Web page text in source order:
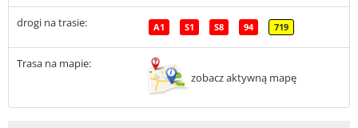
drogi na trasie: A1 S1 S8 94 719
Trasa na mapie:
zobacz aktywną mapę